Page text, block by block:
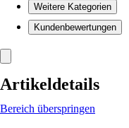
Weitere Kategorien
Kundenbewertungen
Artikeldetails
Bereich überspringen